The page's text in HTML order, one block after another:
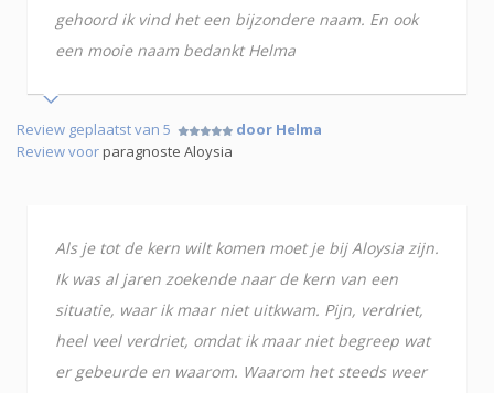
gehoord ik vind het een bijzondere naam. En ook
een mooie naam bedankt Helma
Review geplaatst van 5
door Helma
Review voorparagnoste Aloysia
Als je tot de kern wilt komen moet je bij Aloysia zijn.
Ik was al jaren zoekende naar de kern van een
situatie, waar ik maar niet uitkwam. Pijn, verdriet,
heel veel verdriet, omdat ik maar niet begreep wat
er gebeurde en waarom. Waarom het steeds weer